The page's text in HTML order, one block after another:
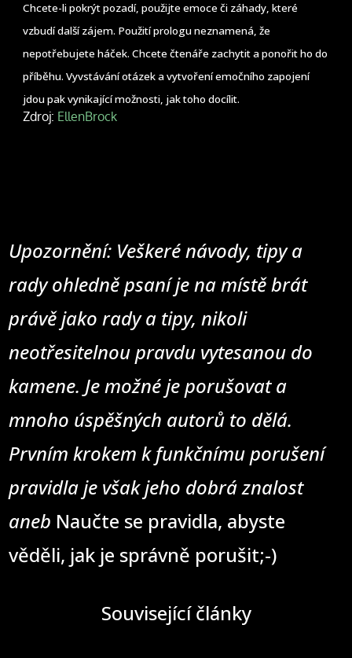
Chcete-li pokrýt pozadí, použijte emoce či záhady, které
vzbudí další zájem. Použití prologu neznamená, že
nepotřebujete háček. Chcete čtenáře zachytit a ponořit ho do
příběhu. Vyvstávání otázek a vytvoření emočního zapojení
jdou pak vynikající možnosti, jak toho docílit.
Zdroj: EllenBrock
Upozornění: Veškeré návody, tipy a
rady ohledně psaní je na místě brát
právě jako rady a tipy, nikoli
neotřesitelnou pravdu vytesanou do
kamene. Je možné je porušovat a
mnoho úspěšných autorů to dělá.
Prvním krokem k funkčnímu porušení
pravidla je však jeho dobrá znalost
aneb Naučte se pravidla, abyste
věděli, jak je správně porušit;-)
Související články